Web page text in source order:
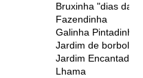
Bruxinha "dias das
Fazendinha
Galinha Pintadinha
Jardim de
Jardim Encantado
Lhama